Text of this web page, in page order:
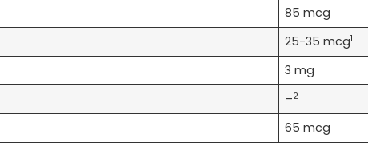
85 mcg
25-35 mcg1
3 mg
–2
65 mcg